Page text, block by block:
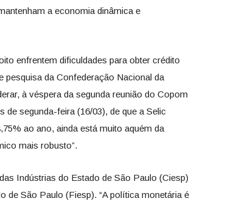
a economia dinâmica e
enfrentem dificuldades para obter crédito
pesquisa da Confederação Nacional da
à véspera da segunda reunião do Copom
segunda-feira (16/03), de que a Selic
ao ano, ainda está muito aquém da
mais robusto”.
Indústrias do Estado de São Paulo (Ciesp)
de São Paulo (Fiesp). “A política monetária é